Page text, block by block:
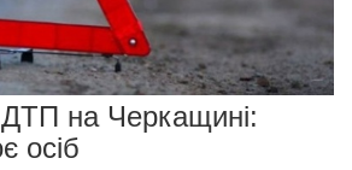
на Черкащині:
осіб